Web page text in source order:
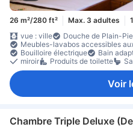
26 m²/280 ft² Max. 3 adultes
vue : ville
Douche de Plain-
Meubles-lavabos accessibles
Bouilloire électrique
Bain
miroir
Produits de toilette
Voir
Chambre Triple Deluxe